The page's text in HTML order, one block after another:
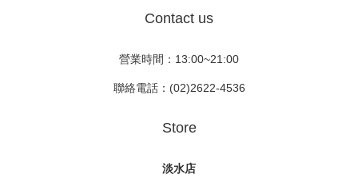
Contact us
營業時間：13:00~21:00
聯絡電話：(02)2622-4536
Store
淡水店